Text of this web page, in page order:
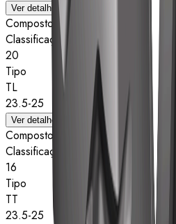
Ver detalhes
Composto
Classificação de estrelas
20
Tipo
TL
23.5-25
Ver detalhes
Composto
Classificação de estrelas
16
Tipo
TT
23.5-25